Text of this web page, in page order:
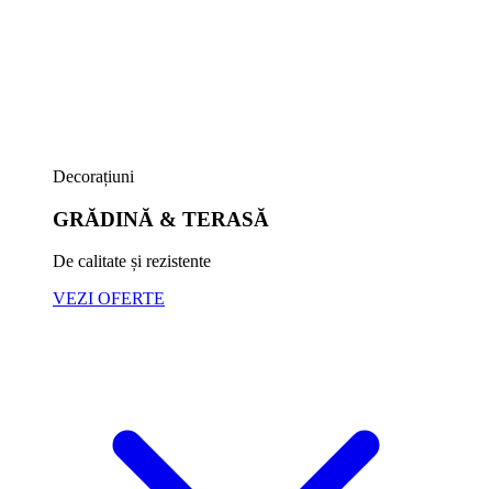
Decorațiuni
GRĂDINĂ & TERASĂ
De calitate și rezistente
VEZI OFERTE